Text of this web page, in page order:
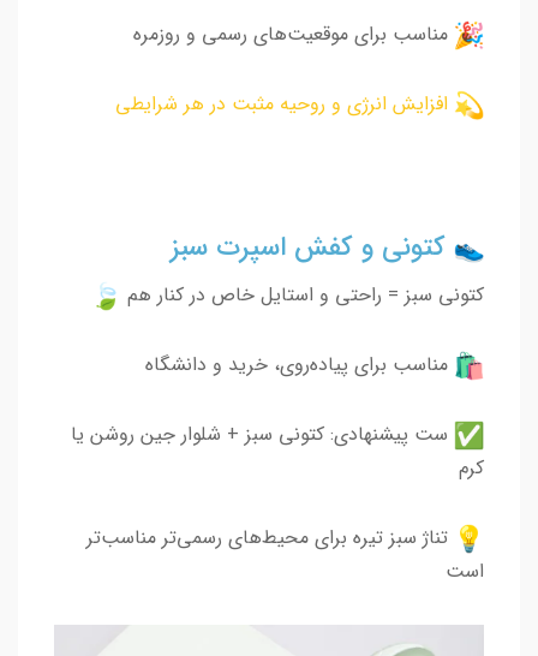
مناسب برای موقعیت‌های رسمی و روزمره
افزایش انرژی و روحیه مثبت در هر شرایطی
کتونی و کفش اسپرت سبز
کتونی سبز = راحتی و استایل خاص در کنار هم
مناسب برای پیاده‌روی، خرید و دانشگاه
ست پیشنهادی: کتونی سبز + شلوار جین روشن یا
کرم
تناژ سبز تیره برای محیط‌های رسمی‌تر مناسب‌تر
است